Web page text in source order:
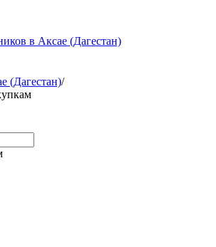
в Аксае (Дагестан)
(Дагестан)/